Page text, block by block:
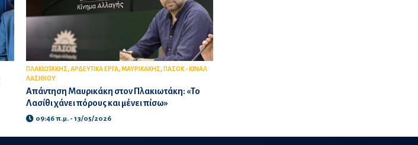
ΠΛΑΚΙΩΤΑΚΗΣ,ΑΡΔΕΥΤΙΚΑ ΕΡΓΑ,ΜΑΥΡΙΚΑΚΗΣ, ΠΑΣΟΚ - ΚΙΝΑΛ
ΛΑΣΙΘΙΟΥ
Απάντηση Μαυρικάκη στον Πλακιωτάκη: «Το
Λασίθι χάνει πόρους και μένει πίσω»
09:46 π.μ. - 13/05/2026